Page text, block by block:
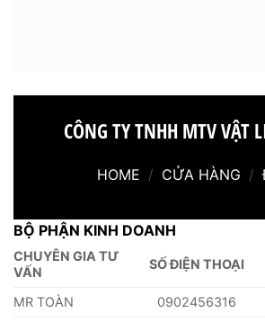
CÔNG TY TNHH MTV VẬT
HOME / CỬA HÀNG /
BỘ PHẬN KINH DOANH
CHUYÊN GIA TƯ
VẤN
SỐ ĐIỆN THOẠI
MR TOÀN 0902456316